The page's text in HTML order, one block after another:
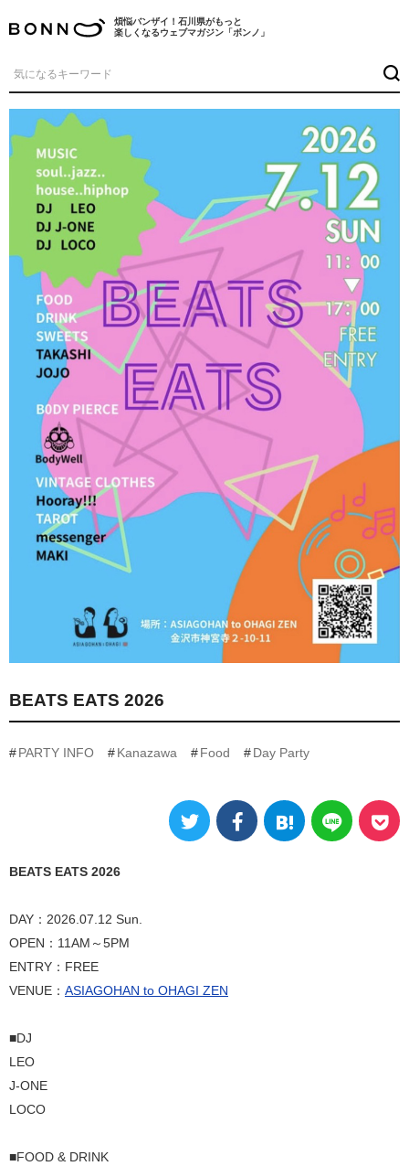
煩悩バンザイ！石川県がもっと
楽しくなるウェブマガジン「ボンノ」
BEATS EATS 2026
PARTY INFO Kanazawa Food Day Party
BEATS EATS 2026
DAY：2026.07.12 Sun.
OPEN：11AM～5PM
ENTRY：FREE
VENUE： ASIAGOHAN to OHAGI ZEN
■DJ
LEO
J-ONE
LOCO
■FOOD & DRINK